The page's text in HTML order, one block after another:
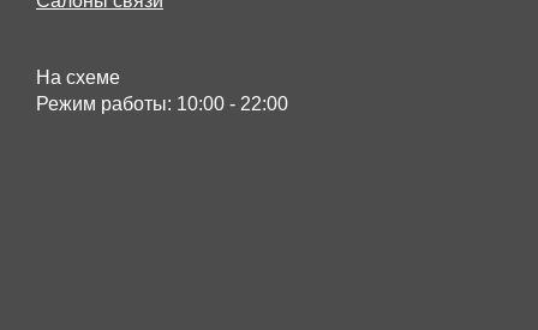
На схеме
Режим работы: 10:00 - 22:00